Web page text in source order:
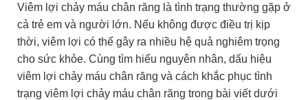
Viêm lợi chảy máu chân răng là tình trạng thường gặp ở
cả trẻ em và người lớn. Nếu không được điều trị kịp
thời, viêm lợi có thể gây ra nhiều hệ quả nghiêm trọng
cho sức khỏe. Cùng tìm hiểu nguyên nhân, dấu hiệu
viêm lợi chảy máu chân răng và cách khắc phục tình
trạng viêm lợi chảy máu chân răng trong bài viết dưới